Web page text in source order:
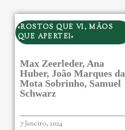
«ROSTOS QUE VI, MÃOS
QUE APERTEI»
Max Zeerleder, Ana
Huber, João Marques da
Mota Sobrinho, Samuel
Schwarz
7 Janeiro, 2024